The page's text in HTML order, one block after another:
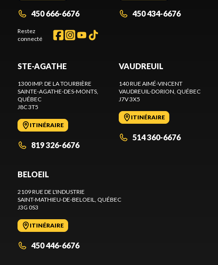
450 666-6676
Restez
connecté
450 434-6676
STE-AGATHE
1300 IMP. DE LA TOURBIÈRE
SAINTE-AGATHE-DES-MONTS
QUÉBEC
J8C 3T5
ITINÉRAIRE
819 326-6676
VAUDREUIL
140 RUE AIMÉ-VINCENT
VAUDREUIL-DORION , QUÉBEC
J7V 3X5
ITINÉRAIRE
514 360-6676
BELOEIL
2109 RUE DE L'INDUSTRIE
SAINT-MATHIEU-DE-BELOEIL
, QUÉBEC
J3G 0S3
ITINÉRAIRE
450 446-6676